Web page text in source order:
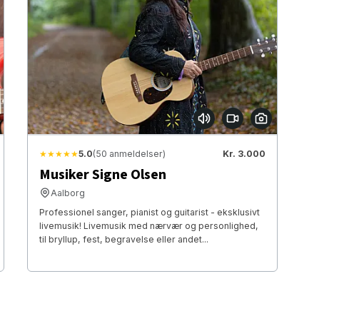
★★★★★5.0(50 anmeldelser) Kr. 3.000
Musiker Signe Olsen
Aalborg
Professionel sanger, pianist og guitarist - eksklusivt
livemusik! Livemusik med nærvær og personlighed,
til bryllup, fest, begravelse eller andet...